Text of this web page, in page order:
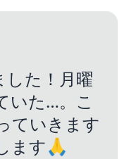
た！月曜
いた…。こ
ていきます
ます🙏